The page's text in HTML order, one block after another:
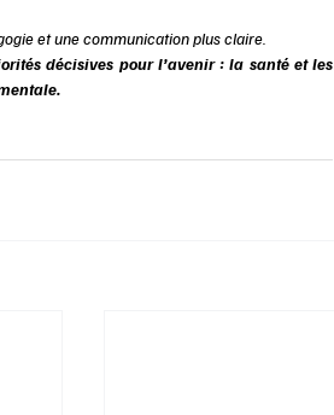
et une communication plus claire.
décisives pour l’avenir : la santé et les